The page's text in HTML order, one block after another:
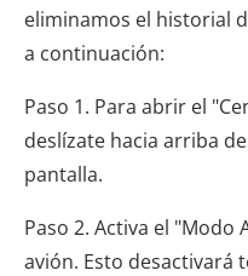
eliminamos el historial
a continuación:
Paso 1. Para abrir el
deslízate hacia arriba
pantalla.
Paso 2. Activa el "Modo
avión. Esto desactivará